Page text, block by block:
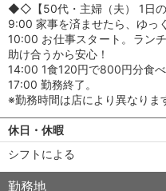
◆◇【50代・主婦（夫） 1日の
9:00 家事を済ませたら、ゆっ
10:00 お仕事スタート。ラン
助け合うから安心！
14:00 1食120円で800円分食
17:00 勤務終了。
※勤務時間は店により異なりま
休日・休暇
シフトによる
勤務地